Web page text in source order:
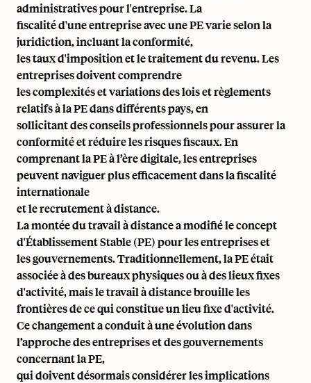
administratives pour l'entreprise. La
fiscalité d'une entreprise avec une PE varie selon la
juridiction, incluant la conformité,
les taux d'imposition et le traitement du revenu. Les
entreprises doivent comprendre
les complexités et variations des lois et règlements
relatifs à la PE dans différents pays, en
sollicitant des conseils professionnels pour assurer la
conformité et réduire les risques fiscaux. En
comprenant la PE à l’ère digitale, les entreprises
peuvent naviguer plus efficacement dans la fiscalité
internationale
et le recrutement à distance.
La montée du travail à distance a modifié le concept
d'Établissement Stable (PE) pour les entreprises et
les gouvernements. Traditionnellement, la PE était
associée à des bureaux physiques ou à des lieux fixes
d'activité, mais le travail à distance brouille les
frontières de ce qui constitue un lieu fixe d'activité.
Ce changement a conduit à une évolution dans
l’approche des entreprises et des gouvernements
concernant la PE,
qui doivent désormais considérer les implications